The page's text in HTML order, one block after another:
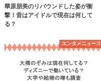
華原朋美のリバウンドした姿が衝
撃！昔はアイドルで現在は何して
る？
エンタメニュース